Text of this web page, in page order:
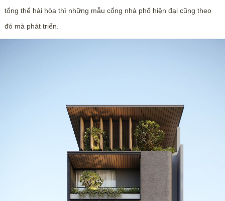
tổng thể hài hòa thì những mẫu cổng nhà phố hiện đại cũng theo
đó mà phát triển.